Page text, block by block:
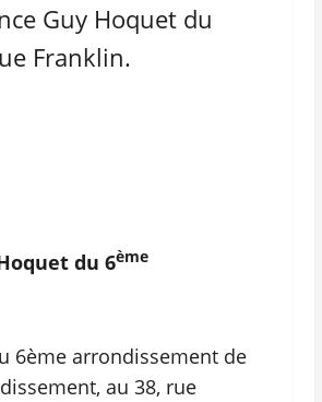
Guy Hoquet du
Franklin.
du 6ème
6ème arrondissement de
au 38, rue